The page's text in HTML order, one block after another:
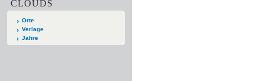
CLOUDS
Orte
Verlage
Jahre